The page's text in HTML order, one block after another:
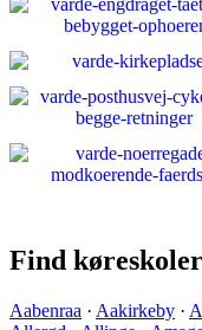
Find
Aabenraa · Aakirkeby ·